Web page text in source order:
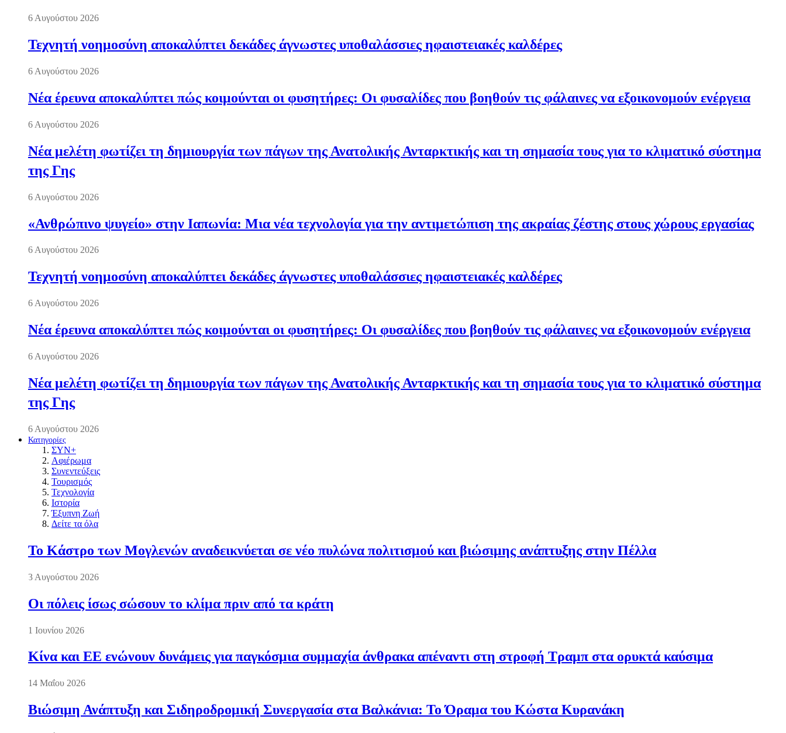
6 Αυγούστου 2026
Τεχνητή νοημοσύνη αποκαλύπτει δεκάδες άγνωστες υποθαλάσσιες ηφαιστειακές καλδέρες
6 Αυγούστου 2026
Νέα έρευνα αποκαλύπτει πώς κοιμούνται οι φυσητήρες: Οι φυσαλίδες που βοηθούν τις φάλαινες να εξοικονομούν ενέργεια
6 Αυγούστου 2026
Νέα μελέτη φωτίζει τη δημιουργία των πάγων της Ανατολικής Ανταρκτικής και τη σημασία τους για το κλιματικό σύστημα
της Γης
6 Αυγούστου 2026
«Ανθρώπινο ψυγείο» στην Ιαπωνία: Μια νέα τεχνολογία για την αντιμετώπιση της ακραίας ζέστης στους χώρους εργασίας
6 Αυγούστου 2026
Τεχνητή νοημοσύνη αποκαλύπτει δεκάδες άγνωστες υποθαλάσσιες ηφαιστειακές καλδέρες
6 Αυγούστου 2026
Νέα έρευνα αποκαλύπτει πώς κοιμούνται οι φυσητήρες: Οι φυσαλίδες που βοηθούν τις φάλαινες να εξοικονομούν ενέργεια
6 Αυγούστου 2026
Νέα μελέτη φωτίζει τη δημιουργία των πάγων της Ανατολικής Ανταρκτικής και τη σημασία τους για το κλιματικό σύστημα
της Γης
6 Αυγούστου 2026
Κατηγορίες
ΣΥΝ+
Αφιέρωμα
Συνεντεύξεις
Τουρισμός
Τεχνολογία
Ιστορία
Έξυπνη Ζωή
Δείτε τα όλα
Το Κάστρο των Μογλενών αναδεικνύεται σε νέο πυλώνα πολιτισμού και βιώσιμης ανάπτυξης στην Πέλλα
3 Αυγούστου 2026
Οι πόλεις ίσως σώσουν το κλίμα πριν από τα κράτη
1 Ιουνίου 2026
Κίνα και ΕΕ ενώνουν δυνάμεις για παγκόσμια συμμαχία άνθρακα απέναντι στη στροφή Τραμπ στα ορυκτά καύσιμα
14 Μαΐου 2026
Βιώσιμη Ανάπτυξη και Σιδηροδρομική Συνεργασία στα Βαλκάνια: Το Όραμα του Κώστα Κυρανάκη